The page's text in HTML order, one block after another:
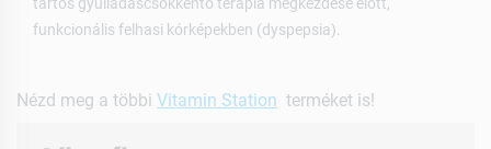
funkcionális felhasi kórképekben (dyspepsia).
Nézd meg a többi Vitamin Station terméket is!